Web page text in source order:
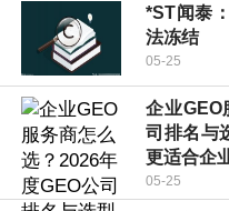
*ST闻泰
法冻结
05-25
企业GEO
司排名与
更适合企
05-25